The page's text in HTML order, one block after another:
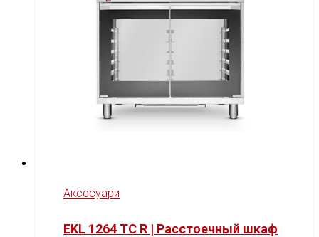
Аксесуари
EKL 1264 TC R | Расстоечный шкаф